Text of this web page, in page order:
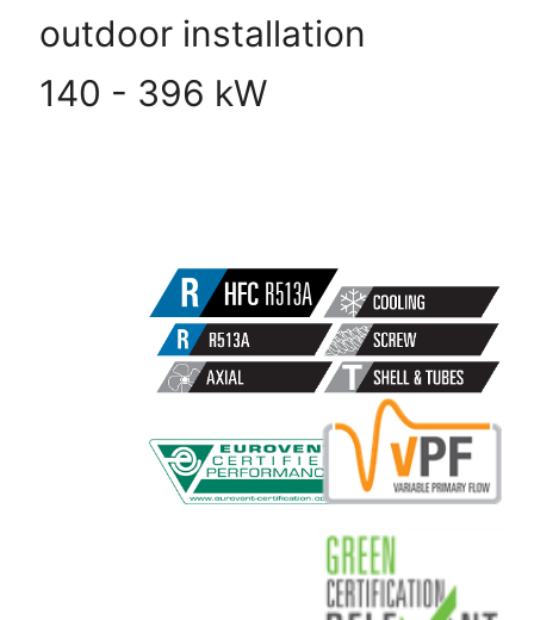
outdoor installation
140 - 396 kW